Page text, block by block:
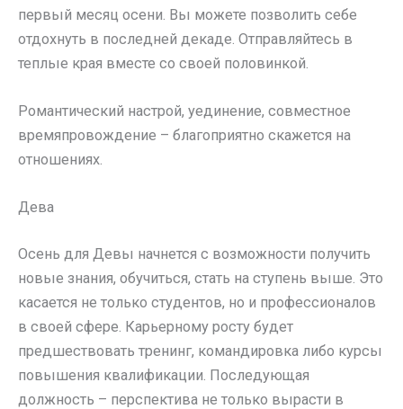
первый месяц осени. Вы можете позволить себе
отдохнуть в последней декаде. Отправляйтесь в
теплые края вместе со своей половинкой.
Романтический настрой, уединение, совместное
времяпровождение – благоприятно скажется на
отношениях.
Дева
Осень для Девы начнется с возможности получить
новые знания, обучиться, стать на ступень выше. Это
касается не только студентов, но и профессионалов
в своей сфере. Карьерному росту будет
предшествовать тренинг, командировка либо курсы
повышения квалификации. Последующая
должность – перспектива не только вырасти в